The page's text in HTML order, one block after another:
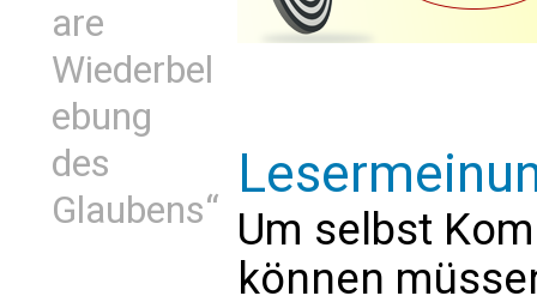
are
Wiederbel
ebung
des
Glaubens“ Um selbst
können